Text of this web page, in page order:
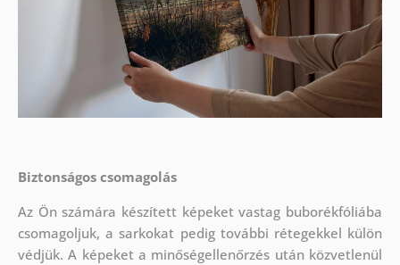
Biztonságos csomagolás
Az Ön számára készített képeket vastag buborékfóliába
csomagoljuk, a sarkokat pedig további rétegekkel külön
védjük.A képeket a minőségellenőrzés után közvetlenül